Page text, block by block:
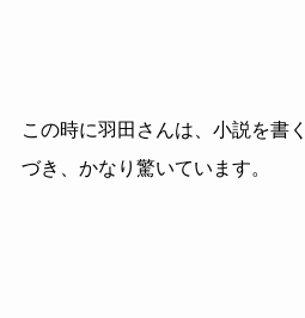
この時に羽田さんは、小説を書
づき、かなり驚いています。